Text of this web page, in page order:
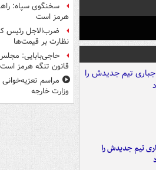
تیم جدیدش را
سخنگوی سپاه:
هرمز است
ضرب‌الاجل رئیس
نظارت بر قیمت‌ها
حاجی‌بابایی:
قانون تنگه هرمز است
مراسم
وزارت خارجه